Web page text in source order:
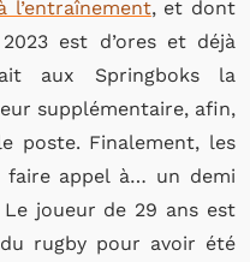
l’entraînement, et dont
est d’ores et déjà
aux Springboks la
supplémentaire, afin,
poste. Finalement, les
faire appel à… un demi
Le joueur de 29 ans est
rugby pour avoir été